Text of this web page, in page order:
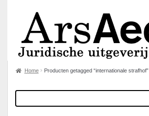
Home Producten getagged “internationale strafhof”